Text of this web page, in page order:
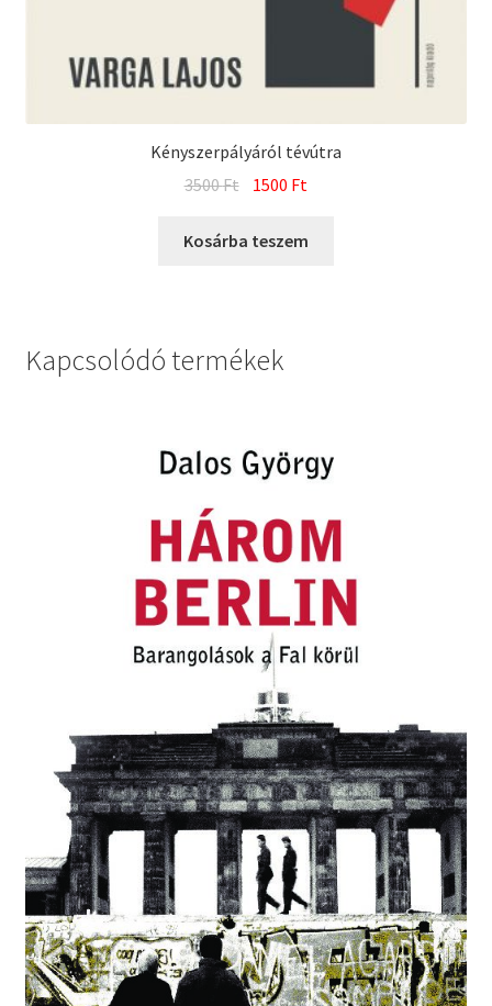
Kényszerpályáról tévútra
3500Ft Original
was:
1500 Ft
is:
Kosárba teszem
Kapcsolódó termékek